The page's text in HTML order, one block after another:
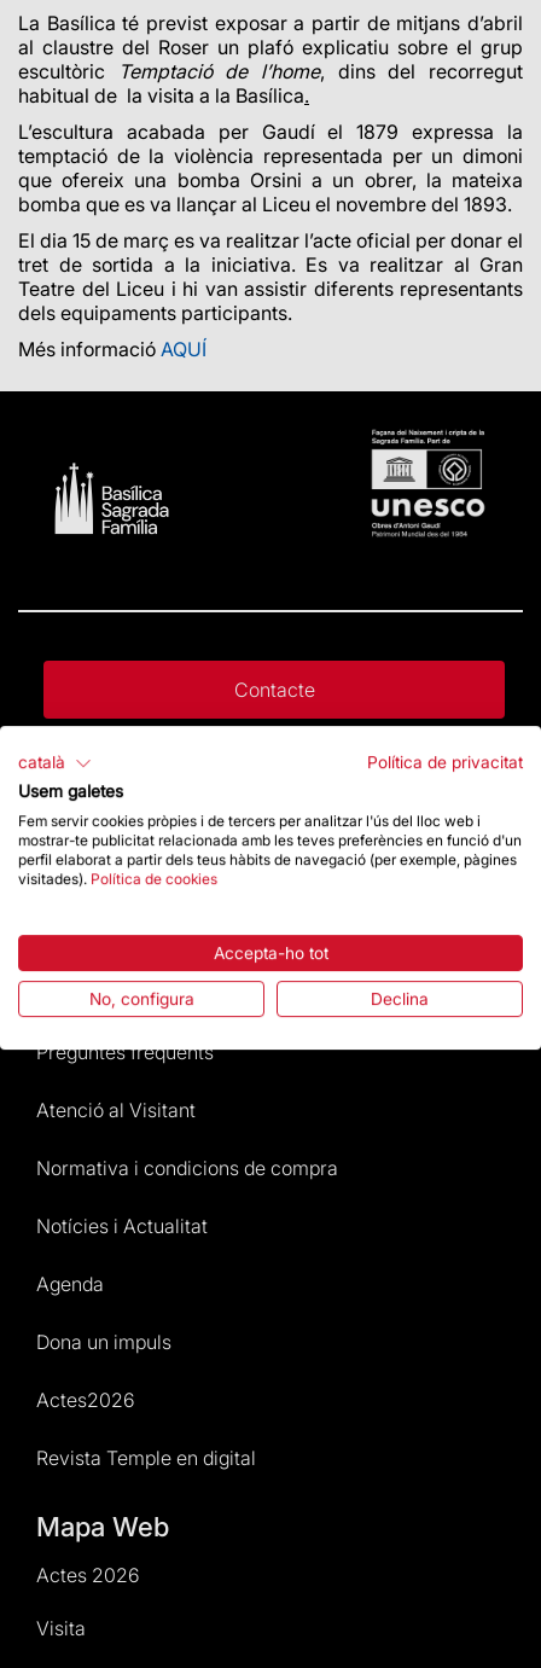
La Basílica té previst exposar a partir de mitjans d’abril
al claustre del Roser un plafó explicatiu sobre el grup
escultòric
Temptació de l’home, dins del recorregut
habitual de la visita a la Basílica.
L’escultura acabada per Gaudí el 1879 expressa la
temptació de la violència representada per un dimoni
que ofereix una bomba Orsini a un obrer, la mateixa
bomba que es va llançar al Liceu el novembre del 1893.
El dia 15 de març es va realitzar l’acte oficial per donar el
tret de sortida a la iniciativa. Es va realitzar al Gran
Teatre del Liceu i hi van assistir diferents representants
dels equipaments participants.
Més informació AQUÍ
Contacte
Botiga
Destacats
La Fundació
Preguntes freqüents
Atenció al Visitant
Normativa i condicions de compra
Notícies i Actualitat
Agenda
Dona un impuls
Actes2026
Revista Temple en digital
Mapa Web
Actes 2026
Visita
català
Política de privacitat
Usem galetes
Fem servir cookies pròpies i de tercers per analitzar l'ús del lloc web i
mostrar-te publicitat relacionada amb les teves preferències en funció d'un
perfil elaborat a partir dels teus hàbits de navegació (per exemple, pàgines
visitades). Política de cookies
Accepta-ho tot
No, configura Declina